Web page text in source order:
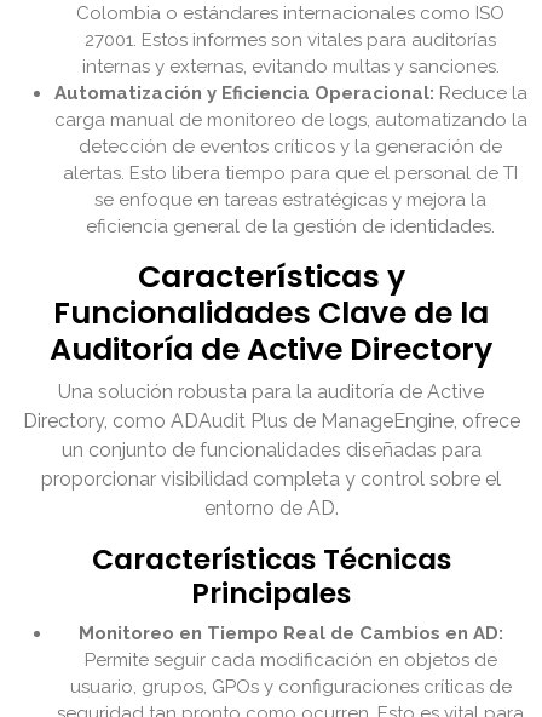
Colombia o estándares internacionales como ISO
27001. Estos informes son vitales para auditorías
internas y externas, evitando multas y sanciones.
Automatización y Eficiencia Operacional: Reduce la
carga manual de monitoreo de logs, automatizando la
detección de eventos críticos y la generación de
alertas. Esto libera tiempo para que el personal de TI
se enfoque en tareas estratégicas y mejora la
eficiencia general de la gestión de identidades.
Características y
Funcionalidades Clave de la
Auditoría de Active Directory
Una solución robusta para la auditoría de Active
Directory, como ADAudit Plus de ManageEngine, ofrece
un conjunto de funcionalidades diseñadas para
proporcionar visibilidad completa y control sobre el
entorno de AD.
Características Técnicas
Principales
Monitoreo en Tiempo Real de Cambios en AD:
Permite seguir cada modificación en objetos de
usuario, grupos, GPOs y configuraciones críticas de